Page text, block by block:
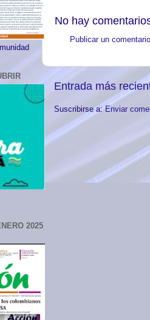
No hay
Publicar un comentario
Entrada más
Suscribirse a:Enviar
2025